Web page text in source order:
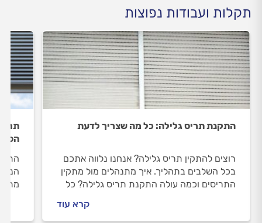
תקלות ועבודות נפוצות
התקנת תריס גלילה: כל מה שצריך לדעת
רוצים להתקין תריס גלילה? אנחנו נלווה אתכם
בכל השלבים בתהליך. איך מתנהלים מול מתקין
התריסים וכמה עולה התקנת תריס גלילה? כל
קרא עוד